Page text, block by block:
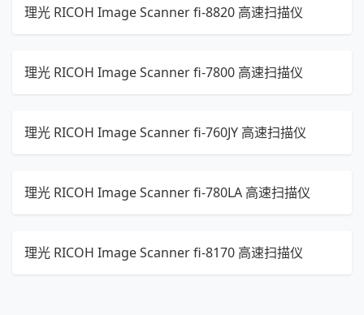
理光 RICOH Image Scanner fi-8820 高速扫描仪
理光 RICOH Image Scanner fi-7800 高速扫描仪
理光 RICOH Image Scanner fi-760JY 高速扫描仪
理光 RICOH Image Scanner fi-780LA 高速扫描仪
理光 RICOH Image Scanner fi-8170 高速扫描仪